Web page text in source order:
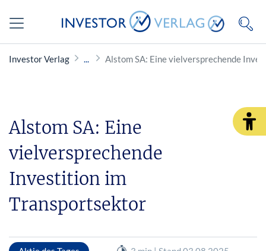
Investor Verlag Alstom SA: Eine vielversprechende
Alstom SA: Eine
vielversprechende
Investition im
Transportsektor